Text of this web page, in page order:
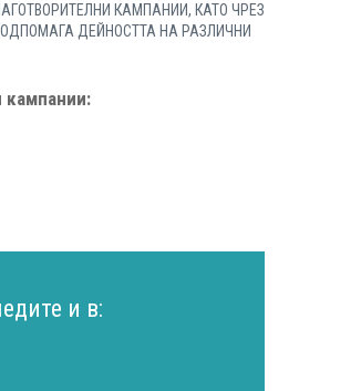
КАМПАНИИ, КАТО ЧРЕЗ
ДЕЙНОСТТА НА РАЗЛИЧНИ
кампании:
и в: